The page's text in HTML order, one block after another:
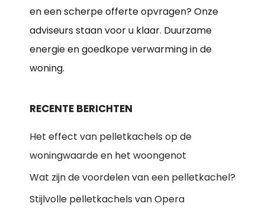
en een scherpe offerte opvragen? Onze
adviseurs staan voor u klaar. Duurzame
energie en goedkope verwarming in de
woning.
RECENTE BERICHTEN
Het effect van pelletkachels op de
woningwaarde en het woongenot
Wat zijn de voordelen van een pelletkachel?
Stijlvolle pelletkachels van Opera